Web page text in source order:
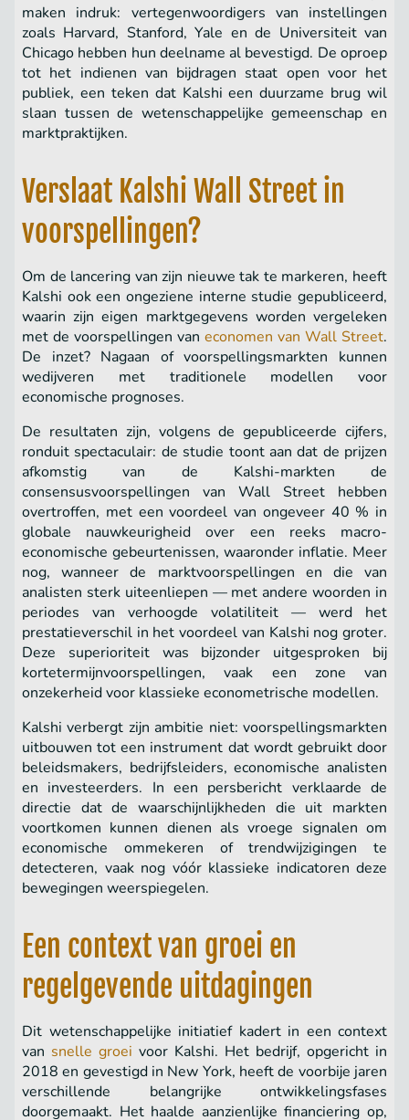
maken indruk: vertegenwoordigers van instellingen
zoals Harvard, Stanford, Yale en de Universiteit van
Chicago hebben hun deelname al bevestigd. De oproep
tot het indienen van bijdragen staat open voor het
publiek, een teken dat Kalshi een duurzame brug wil
slaan tussen de wetenschappelijke gemeenschap en
marktpraktijken.
Verslaat Kalshi Wall Street in
voorspellingen?
Om de lancering van zijn nieuwe tak te markeren, heeft
Kalshi ook een ongeziene interne studie gepubliceerd,
waarin zijn eigen marktgegevens worden vergeleken
met de voorspellingen van economen van Wall Street.
De inzet? Nagaan of voorspellingsmarkten kunnen
wedijveren met traditionele modellen voor
economische prognoses.
De resultaten zijn, volgens de gepubliceerde cijfers,
ronduit spectaculair: de studie toont aan dat de prijzen
afkomstig van de Kalshi-markten de
consensusvoorspellingen van Wall Street hebben
overtroffen, met een voordeel van ongeveer 40 % in
globale nauwkeurigheid over een reeks macro-
economische gebeurtenissen, waaronder inflatie. Meer
nog, wanneer de marktvoorspellingen en die van
analisten sterk uiteenliepen — met andere woorden in
periodes van verhoogde volatiliteit — werd het
prestatieverschil in het voordeel van Kalshi nog groter.
Deze superioriteit was bijzonder uitgesproken bij
kortetermijnvoorspellingen, vaak een zone van
onzekerheid voor klassieke econometrische modellen.
Kalshi verbergt zijn ambitie niet: voorspellingsmarkten
uitbouwen tot een instrument dat wordt gebruikt door
beleidsmakers, bedrijfsleiders, economische analisten
en investeerders. In een persbericht verklaarde de
directie dat de waarschijnlijkheden die uit markten
voortkomen kunnen dienen als vroege signalen om
economische ommekeren of trendwijzigingen te
detecteren, vaak nog vóór klassieke indicatoren deze
bewegingen weerspiegelen.
Een context van groei en
regelgevende uitdagingen
Dit wetenschappelijke initiatief kadert in een context
van snelle groei voor Kalshi. Het bedrijf, opgericht in
2018 en gevestigd in New York, heeft de voorbije jaren
verschillende belangrijke ontwikkelingsfases
doorgemaakt. Het haalde aanzienlijke financiering op,